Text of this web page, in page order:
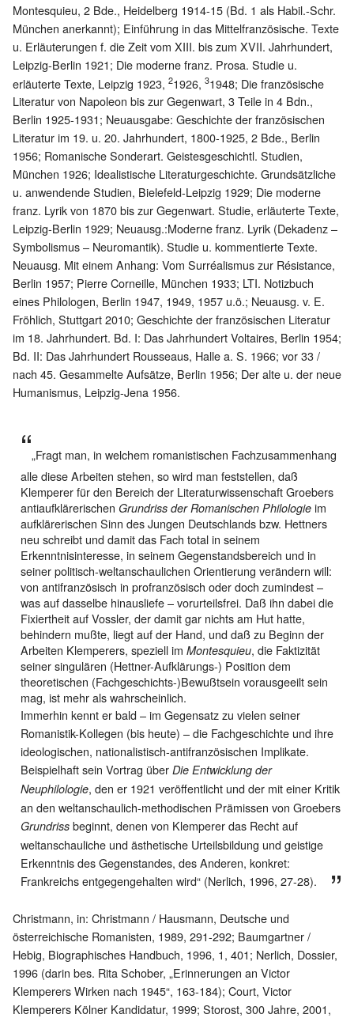
Montesquieu, 2 Bde., Heidelberg 1914-15 (Bd. 1 als Habil.-Schr.
München anerkannt); Einführung in das Mittelfranzösische. Texte
u. Erläuterungen f. die Zeit vom XIII. bis zum XVII. Jahrhundert,
Leipzig-Berlin 1921; Die moderne franz. Prosa. Studie u.
erläuterte Texte, Leipzig 1923, 21926, 31948; Die französische
Literatur von Napoleon bis zur Gegenwart, 3 Teile in 4 Bdn.,
Berlin 1925-1931; Neuausgabe: Geschichte der französischen
Literatur im 19. u. 20. Jahrhundert, 1800-1925, 2 Bde., Berlin
1956; Romanische Sonderart. Geistesgeschichtl. Studien,
München 1926; Idealistische Literaturgeschichte. Grundsätzliche
u. anwendende Studien, Bielefeld-Leipzig 1929; Die moderne
franz. Lyrik von 1870 bis zur Gegenwart. Studie, erläuterte Texte,
Leipzig-Berlin 1929; Neuausg.:Moderne franz. Lyrik (Dekadenz –
Symbolismus – Neuromantik). Studie u. kommentierte Texte.
Neuausg. Mit einem Anhang: Vom Surréalismus zur Résistance,
Berlin 1957; Pierre Corneille, München 1933; LTI. Notizbuch
eines Philologen, Berlin 1947, 1949, 1957 u.ö.; Neuausg. v. E.
Fröhlich, Stuttgart 2010; Geschichte der französischen Literatur
im 18. Jahrhundert. Bd. I: Das Jahrhundert Voltaires, Berlin 1954;
Bd. II: Das Jahrhundert Rousseaus, Halle a. S. 1966; vor 33 /
nach 45. Gesammelte Aufsätze, Berlin 1956; Der alte u. der neue
Humanismus, Leipzig-Jena 1956.
„Fragt man, in welchem romanistischen Fachzusammenhang
alle diese Arbeiten stehen, so wird man feststellen, daß
Klemperer für den Bereich der Literaturwissenschaft Groebers
antiaufklärerischen Grundriss der Romanischen Philologie im
aufklärerischen Sinn des Jungen Deutschlands bzw. Hettners
neu schreibt und damit das Fach total in seinem
Erkenntnisinteresse, in seinem Gegenstandsbereich und in
seiner politisch-weltanschaulichen Orientierung verändern will:
von antifranzösisch in profranzösisch oder doch zumindest –
was auf dasselbe hinausliefe – vorurteilsfrei. Daß ihn dabei die
Fixiertheit auf Vossler, der damit gar nichts am Hut hatte,
behindern mußte, liegt auf der Hand, und daß zu Beginn der
Arbeiten Klemperers, speziell im Montesquieu, die Faktizität
seiner singulären (Hettner-Aufklärungs-) Position dem
theoretischen (Fachgeschichts-)Bewußtsein vorausgeeilt sein
mag, ist mehr als wahrscheinlich.
Immerhin kennt er bald – im Gegensatz zu vielen seiner
Romanistik-Kollegen (bis heute) – die Fachgeschichte und ihre
ideologischen, nationalistisch-antifranzösischen Implikate.
Beispielhaft sein Vortrag über Die Entwicklung der
Neuphilologie, den er 1921 veröffentlicht und der mit einer Kritik
an den weltanschaulich-methodischen Prämissen von Groebers
Grundriss beginnt, denen von Klemperer das Recht auf
weltanschauliche und ästhetische Urteilsbildung und geistige
Erkenntnis des Gegenstandes, des Anderen, konkret:
Frankreichs entgegengehalten wird“ (Nerlich, 1996, 27-28).
Christmann, in: Christmann / Hausmann, Deutsche und
österreichische Romanisten, 1989, 291-292; Baumgartner /
Hebig, Biographisches Handbuch, 1996, 1, 401; Nerlich, Dossier,
1996 (darin bes. Rita Schober, „Erinnerungen an Victor
Klemperers Wirken nach 1945“, 163-184); Court, Victor
Klemperers Kölner Kandidatur, 1999; Storost, 300 Jahre, 2001,